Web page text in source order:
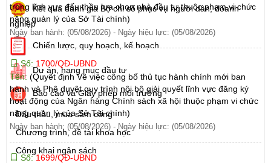
trong lĩnh vực đấu thầu lựa chọn nhà đầu tư thuộc phạm vi chức
năng quản lý của Sở Tài chính)
Ngày ban hành: (05/08/2026) - Ngày hiệu lực: (05/08/2026)
Số: 1700/QĐ-UBND
Tên: (Quyết định Về việc công bố thủ tục hành chính mới ban
hành và Phê duyệt quy trình nội bộ giải quyết lĩnh vực đăng ký
hoạt động của Ngân hàng Chính sách xã hội thuộc phạm vi chức
năng quản lý của Sở Tài chính)
Ngày ban hành: (05/08/2026) - Ngày hiệu lực: (05/08/2026)
Số:1699/QĐ-UBND
Kết quả đánh giá Bộ chỉ số phục vụ người dân, doanh
nghiệp
Chiến lược, quy hoạch, kế hoạch
Dự án, hạng mục đầu tư
Báo cáo và Giấy phép môi trường
Đấu thầu, mua sắm công
Chương trình, đề tài khoa học
Công khai ngân sách